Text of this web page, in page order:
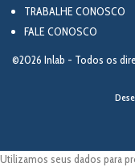
TRABALHE CONOSCO
FALE CONOSCO
©2026 Inlab - Todos os
Utilizamos seus dados para